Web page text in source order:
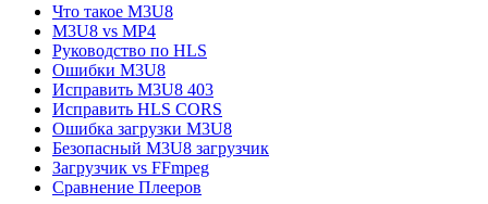
Что такое M3U8
M3U8 vs MP4
Руководство по HLS
Ошибки M3U8
Исправить M3U8 403
Исправить HLS CORS
Ошибка загрузки M3U8
Безопасный M3U8 загрузчик
Загрузчик vs FFmpeg
Сравнение Плееров